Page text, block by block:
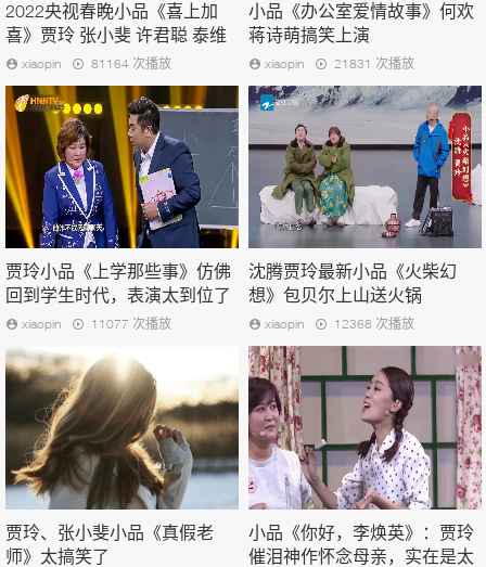
2022央视春睌小品《喜上加
喜》贾玲 张小斐 许君聪 泰维
xiaopin 81164 次播放
小品《办公室爱情故事》何欢
蒋诗萌搞笑上演
xiaopin 21831 次播放
贾玲小品《上学那些事》仿佛
回到学生时代，表演太到位了
xiaopin 11077 次播放
沈腾贾玲最新小品《火柴幻
想》包贝尔上山送火锅
xiaopin 12368 次播放
贾玲、张小斐小品《真假老
师》太搞笑了
小品《你好，李焕英》：贾玲
催泪神作怀念母亲，实在是太